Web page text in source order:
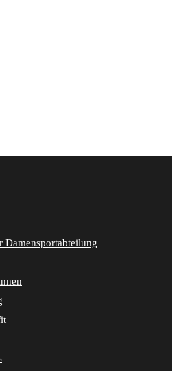
Damensportabteilung